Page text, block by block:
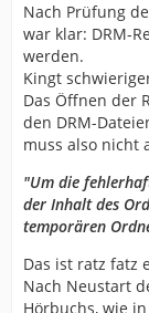
Nach Prüfung
war klar: DRM-
werden.
Kingt
Das Öffnen der
den DRM-
muss also nicht
"Um die
der Inhalt des
temporären
Das ist ratz fatz
Nach Neustart
Hörbuchs, wie